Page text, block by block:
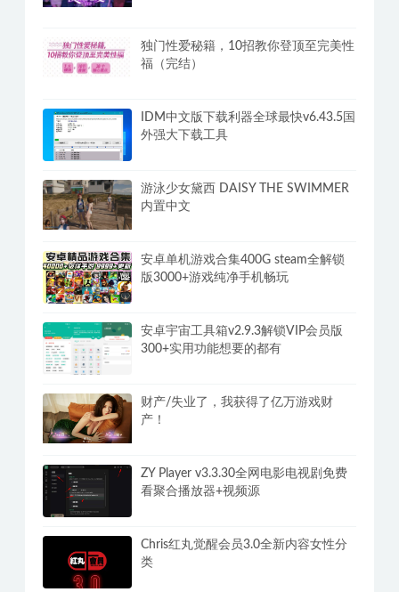
独门性爱秘籍，10招教你登顶至完美性
福（完结）
IDM中文版下载利器全球最快v6.43.5国
外强大下载工具
游泳少女黛西 DAISY THE SWIMMER
内置中文
安卓单机游戏合集400G steam全解锁
版3000+游戏纯净手机畅玩
安卓宇宙工具箱v2.9.3解锁VIP会员版
300+实用功能想要的都有
财产/失业了，我获得了亿万游戏财
产！
ZY Player v3.3.30全网电影电视剧免费
看聚合播放器+视频源
Chris红丸觉醒会员3.0全新内容女性分
类